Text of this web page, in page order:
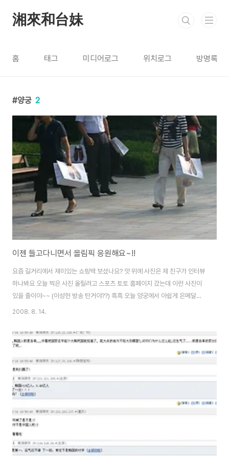
湘來和台妹
홈 태그 미디어로그 위치로그 방명록
양궁 2
이젠 들고다니면서 올림픽 응원해요~!!
요즘 길거리에서 재미있는 쇼핑백 보셨나요? 앗 위에 사진은 제 친구가 인터뷰
하나봐요 오늘 찍은 사진 올릴려고 스포츠 토토 홈페이지 갔는데 이런 사진이
있을 줄이야~~ (이성헌 방송 탄거야??) 흑흑 오늘 양궁에서 아쉽게 은메달을
땄지만 끝까지 최선을 다한 박성현 선수 수고하셨어용 이렇게 가운데 10점 10
지게 농구공 잡은 모습이 진짜 멋지네요~~^^ 폼이 납니다.. 굿굿 오 야구 글러
브~~!! 멋지게 수비하는 모습 멋집니다. 어제 야구 보셨죠? 정말 야구는 9회말
부터라는걸 우리 대표팀이 보여줬죠? 아자아잣!! 앞으로도 우리 선수들 끝까지
좋은 모습 기대할께요. * 이 포스트는 blogkorea [블코채널 : 플레이 백과 함
께 ..
2008. 8. 14.